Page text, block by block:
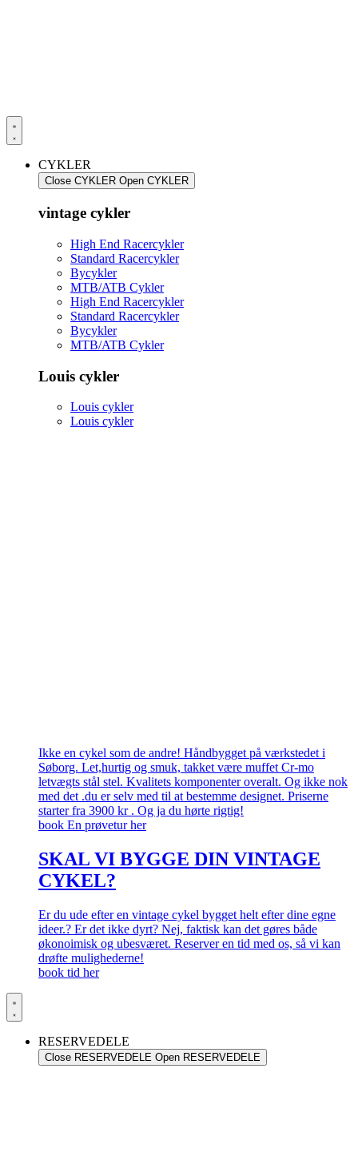
CYKLER
Close CYKLER Open CYKLER
vintage cykler
High End Racercykler
Standard Racercykler
Bycykler
MTB/ATB Cykler
High End Racercykler
Standard Racercykler
Bycykler
MTB/ATB Cykler
Louis cykler
Louis cykler
Louis cykler
Ikke en cykel som de andre! Håndbygget på værkstedet i
Søborg. Let,hurtig og smuk, takket være muffet Cr-mo
letvægts stål stel. Kvalitets komponenter overalt. Og ikke nok
med det .du er selv med til at bestemme designet. Priserne
starter fra 3900 kr . Og ja du hørte rigtig!
book En prøvetur her
SKAL VI BYGGE DIN VINTAGE
CYKEL?
Er du ude efter en vintage cykel bygget helt efter dine egne
ideer.? Er det ikke dyrt? Nej, faktisk kan det gøres både
økonoimisk og ubesværet. Reserver en tid med os, så vi kan
drøfte mulighederne!
book tid her
RESERVEDELE
Close RESERVEDELE Open RESERVEDELE